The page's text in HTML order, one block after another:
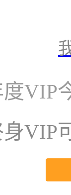
VIP
VIP